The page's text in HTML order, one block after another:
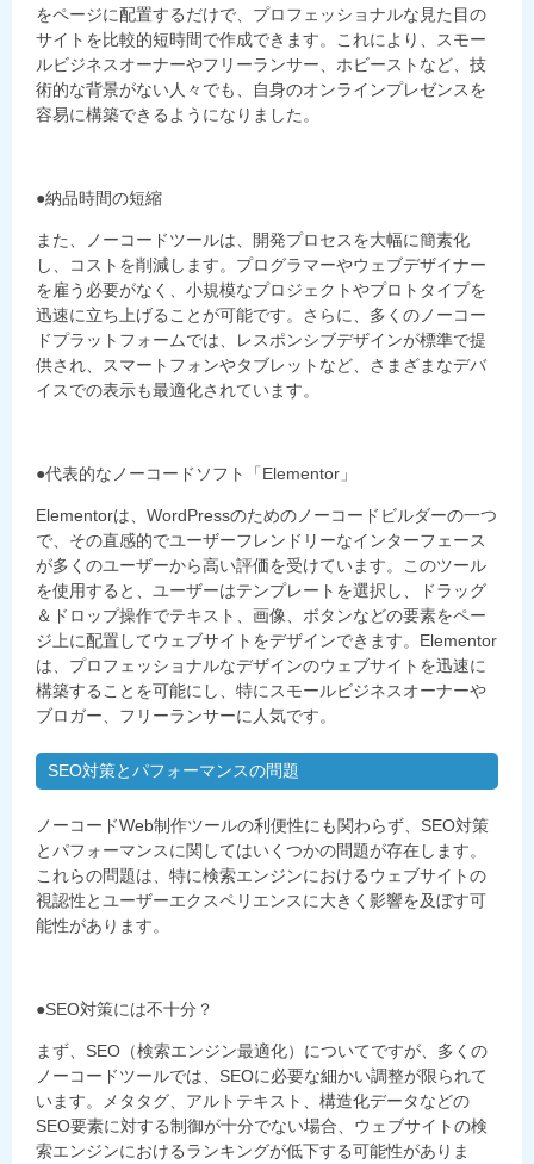
をページに配置するだけで、プロフェッショナルな見た目の
サイトを比較的短時間で作成できます。これにより、スモー
ルビジネスオーナーやフリーランサー、ホビーストなど、技
術的な背景がない人々でも、自身のオンラインプレゼンスを
容易に構築できるようになりました。
●納品時間の短縮
また、ノーコードツールは、開発プロセスを大幅に簡素化
し、コストを削減します。プログラマーやウェブデザイナー
を雇う必要がなく、小規模なプロジェクトやプロトタイプを
迅速に立ち上げることが可能です。さらに、多くのノーコー
ドプラットフォームでは、レスポンシブデザインが標準で提
供され、スマートフォンやタブレットなど、さまざまなデバ
イスでの表示も最適化されています。
●代表的なノーコードソフト「Elementor 」
Elementorは、 WordPressのためのノーコードビルダーの一つ
で、その直感的でユーザーフレンドリーなインターフェース
が多くのユーザーから高い評価を受けています。このツール
を使用すると、ユーザーはテンプレートを選択し、ドラッグ
＆ドロップ操作でテキスト、画像、ボタンなどの要素をペー
ジ上に配置してウェブサイトをデザインできます。 Elementor
は、プロフェッショナルなデザインのウェブサイトを迅速に
構築することを可能にし、特にスモールビジネスオーナーや
ブロガー、フリーランサーに人気です。
SEO対策とパフォーマンスの問題
ノーコードWeb制作ツールの利便性にも関わらず、 SEO対策
とパフォーマンスに関してはいくつかの問題が存在します。
これらの問題は、特に検索エンジンにおけるウェブサイトの
視認性とユーザーエクスペリエンスに大きく影響を及ぼす可
能性があります。
●SEO対策には不十分？
まず、 SEO （検索エンジン最適化）についてですが、多くの
ノーコードツールでは、 SEOに必要な細かい調整が限られて
います。メタタグ、アルトテキスト、構造化データなどの
SEO要素に対する制御が十分でない場合、ウェブサイトの検
索エンジンにおけるランキングが低下する可能性がありま